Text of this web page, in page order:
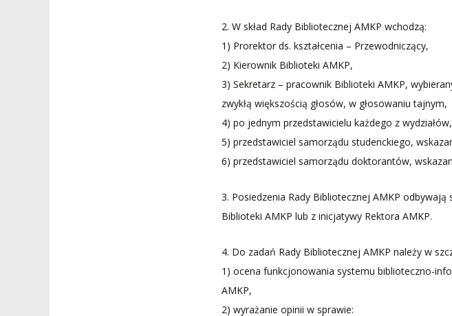
2. W skład Rady Bibliotecznej AMKP wchodzą:
1) Prorektor ds. kształcenia – Przewodniczący,
2) Kierownik Biblioteki AMKP,
3) Sekretarz – pracownik Biblioteki AMKP,
zwykłą większością głosów, w głosowaniu tajnym,
4) po jednym przedstawicielu każdego z
5) przedstawiciel samorządu studenckiego,
6) przedstawiciel samorządu doktorantów,
3. Posiedzenia Rady Bibliotecznej AMKP
Biblioteki AMKP lub z inicjatywy Rektora AMKP.
4. Do zadań Rady Bibliotecznej AMKP należy w
1) ocena funkcjonowania systemu biblioteczno-
AMKP,
2) wyrażanie opinii w sprawie: